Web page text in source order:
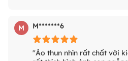
M M*******6
"Áo thun nhìn rất chất với